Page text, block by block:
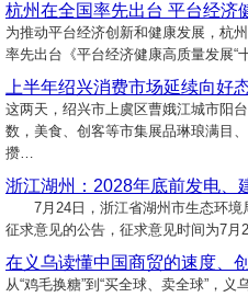
杭州在全国率先出台 平台经济
为推动平台经济创新和健康发展，杭
率先出台《平台经济健康高质量发展
上半年绍兴消费市场延续向好
这两天，绍兴市上虞区曹娥江城市阳
数，美食、创客等市集展品琳琅满目
攒…
浙江湖州：2028年底前发电、
7月24日，浙江省湖州市生态环境
征求意见的公告，征求意见时间为
在义乌读懂中国商贸的速度、
从“鸡毛换糖”到“买全球、卖全球”，